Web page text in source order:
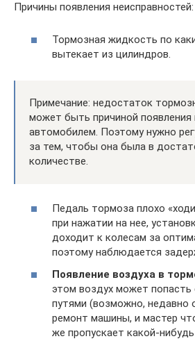
Причины появления неисправностей:
Тормозная жидкость по
вытекает из цилиндров.
Примечание: недостаток
может быть причиной появления
автомобилем. Поэтому нужно
за тем, чтобы она была в
количестве.
Педаль тормоза плохо
при нажатии на нее,
доходит к колесам за
поэтому наблюдается
Появление воздуха в
этом воздух может
путями (возможно, недавно
ремонт машины, и мастер
же пропускает какой-нибудь